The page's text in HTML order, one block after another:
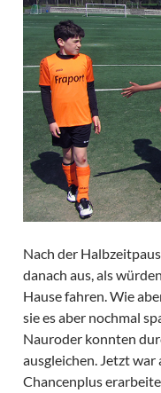
Nach der
danach aus, als
Hause fahren. Wie
sie es aber nochmal
Nauroder konnten
ausgleichen. Jetzt
Chancenplus